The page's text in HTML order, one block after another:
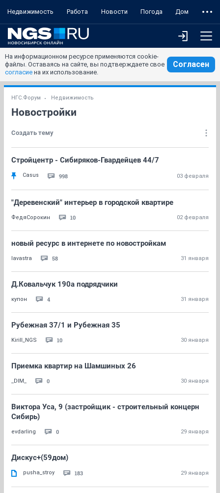
Недвижимость Работа Новости Погода Дом
На информационном ресурсе применяются cookie-
файлы. Оставаясь на сайте, вы подтверждаете свое
согласие на их использование.
Согласен
НГС.Форум Недвижимость
Новостройки
Создать тему
Стройцентр - Сибиряков-Гвардейцев 44/7
Casus 998 03 февраля
"Деревенский" интерьер в городской квартире
ФедяСорокин 10 02 февраля
новый ресурс в интернете по новостройкам
lavastra 58 31 января
Д.Ковальчук 190а подрядчики
купон 4 31 января
Рубежная 37/1 и Рубежная 35
Kirill_NGS 10 30 января
Приемка квартир на Шамшиных 26
_DIM_ 0 30 января
Виктора Уса, 9 (застройщик - строительный концерн
Сибирь)
evdarling 0 29 января
Дискус+(59дом)
pusha_stroy 183 29 января